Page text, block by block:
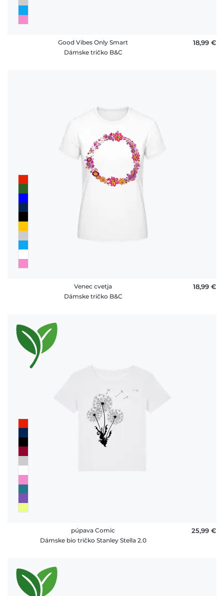
Good Vibes Only Smart
Dámske tričko B&C
18,99 €
Venec cvetja
Dámske tričko B&C
18,99 €
púpava Comic
Dámske bio tričko Stanley Stella 2.0
25,99 €